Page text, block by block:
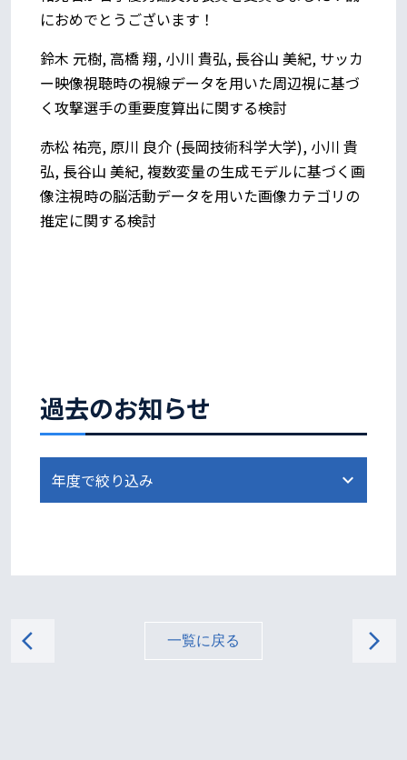
過去のお知らせ
におめでとうございます！
鈴木 元樹, 高橋 翔, 小川 貴弘, 長谷山 美紀, サッカ
ー映像視聴時の視線データを用いた周辺視に基づ
く攻撃選手の重要度算出に関する検討
赤松 祐亮, 原川 良介 (長岡技術科学大学), 小川 貴
弘, 長谷山 美紀, 複数変量の生成モデルに基づく画
像注視時の脳活動データを用いた画像カテゴリの
推定に関する検討
arrow_back_ios 一覧に戻る arrow_forward_ios